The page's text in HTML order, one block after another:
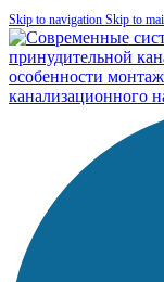
Skip to navigation Skip to